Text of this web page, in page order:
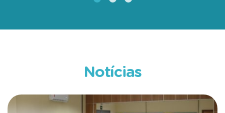
Notícias